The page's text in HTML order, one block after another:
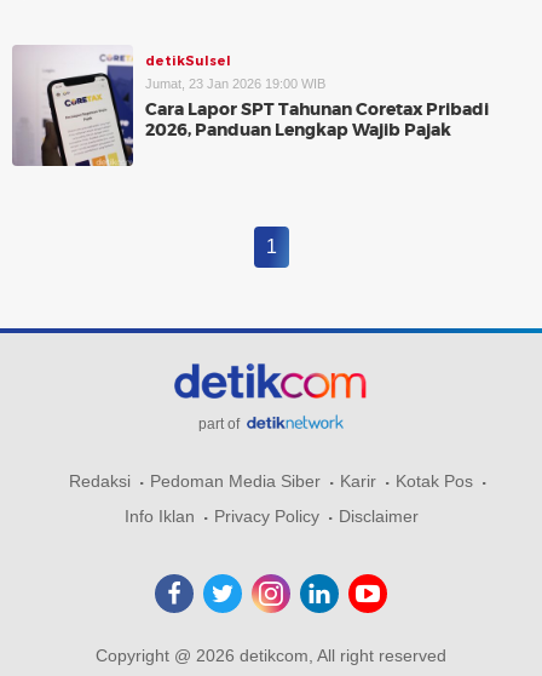
detikSulsel
Jumat, 23 Jan 2026 19:00 WIB
Cara Lapor SPT Tahunan Coretax Pribadi
2026, Panduan Lengkap Wajib Pajak
1
part of
Redaksi Pedoman Media Siber Karir
Kotak Pos
Info Iklan
Privacy Policy Disclaimer
Copyright @ 2026 detikcom, All right reserved